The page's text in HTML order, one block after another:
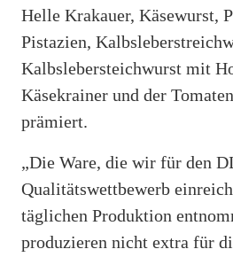
Helle Krakauer, Käsewurst,
Pistazien,
Kalbslebersteichwurst mit
Käsekrainer und der
prämiert.
„Die Ware, die wir für den
Qualitätswettbewerb
täglichen Produktion
produzieren nicht extra für